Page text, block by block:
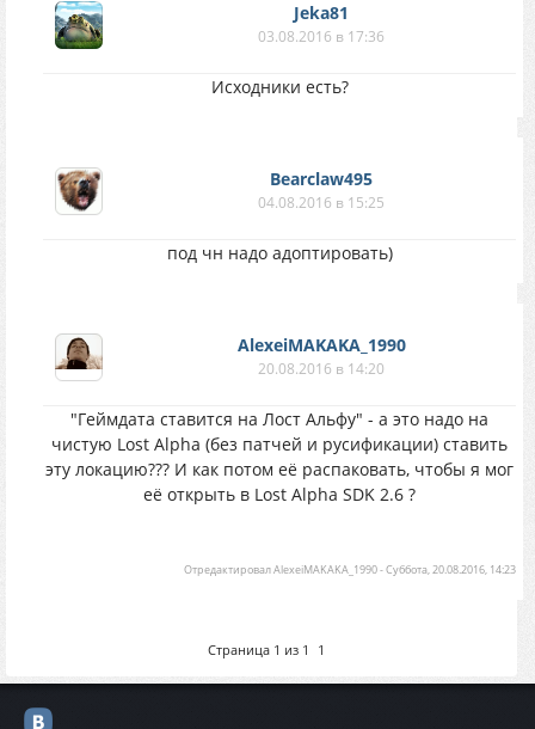
Jeka81
03.08.2016 в 17:36
Исходники есть?
Bearclaw495
04.08.2016 в 15:25
под чн надо адоптировать)
AlexeiMAKAKA_1990
20.08.2016 в 14:20
"Геймдата ставится на Лост Альфу" - а это надо на
чистую Lost Alpha (без патчей и русификации) ставить
эту локацию??? И как потом её распаковать, чтобы я мог
её открыть в Lost Alpha SDK 2.6 ?
ОтредактировалAlexeiMAKAKA_1990-Суббота, 20.08.2016, 14:23
Страница 1 из 1 1